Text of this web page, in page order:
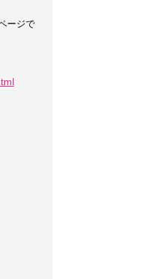
ージで